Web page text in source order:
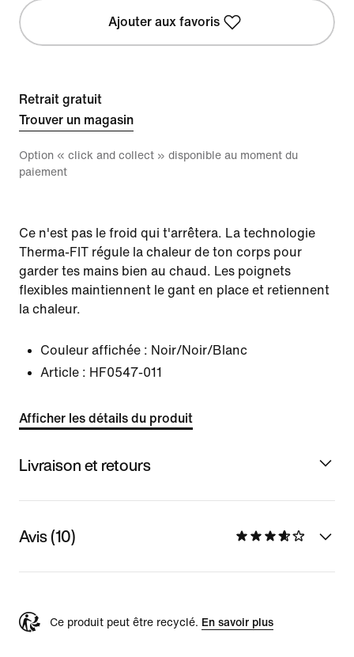
Ajouter aux favoris
Retrait gratuit
Trouver un magasin
Option « click and collect » disponible au moment du
paiement
Ce n'est pas le froid qui t'arrêtera. La technologie
Therma-FIT régule la chaleur de ton corps pour
garder tes mains bien au chaud. Les poignets
flexibles maintiennent le gant en place et retiennent
la chaleur.
Couleur affichée : Noir/Noir/Blanc
Article : HF0547-011
Afficher les détails du produit
Livraison et retours
Avis (10)
Ce produit peut être recyclé. En savoir plus